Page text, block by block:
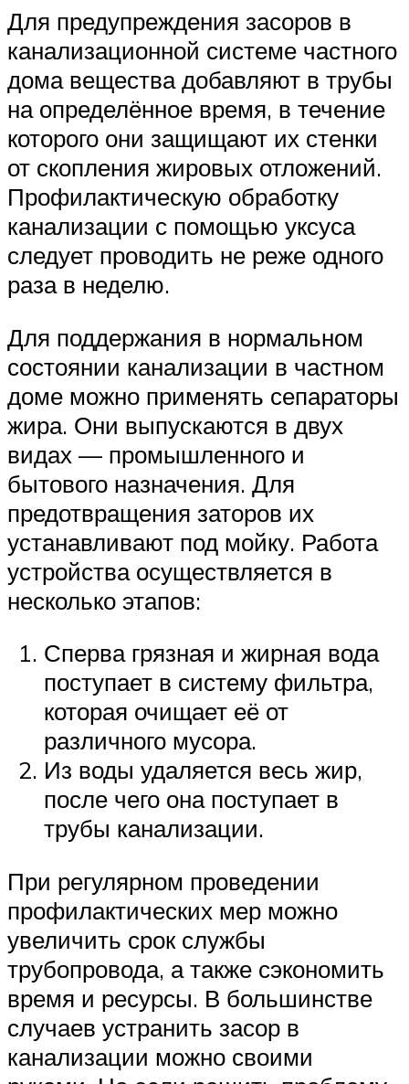
Для предупреждения засоров в
канализационной системе частного
дома вещества добавляют в трубы
на определённое время, в течение
которого они защищают их стенки
от скопления жировых отложений.
Профилактическую обработку
канализации с помощью уксуса
следует проводить не реже одного
раза в неделю.
Для поддержания в нормальном
состоянии канализации в частном
доме можно применять сепараторы
жира. Они выпускаются в двух
видах — промышленного и
бытового назначения. Для
предотвращения заторов их
устанавливают под мойку. Работа
устройства осуществляется в
несколько этапов:
Сперва грязная и жирная вода
поступает в систему фильтра,
которая очищает её от
различного мусора.
Из воды удаляется весь жир,
после чего она поступает в
трубы канализации.
При регулярном проведении
профилактических мер можно
увеличить срок службы
трубопровода, а также сэкономить
время и ресурсы. В большинстве
случаев устранить засор в
канализации можно своими